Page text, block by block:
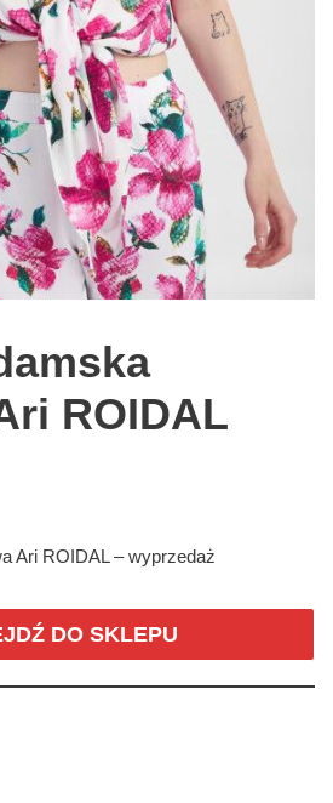
ROIDAL
Ari ROIDAL – wyprzedaż
DO SKLEPU